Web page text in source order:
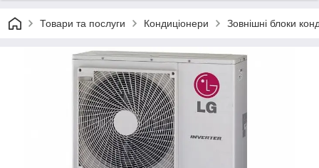
Товари та послуги Кондиціонери Зовнішні блоки